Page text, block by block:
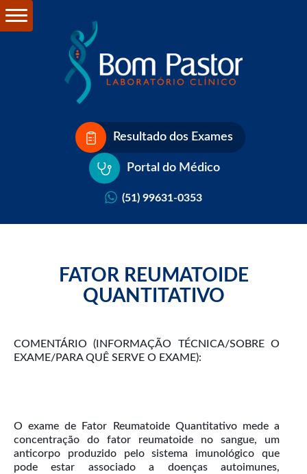
Resultado dos Exames
Portal do Médico
(51) 99631-0353
FATOR REUMATOIDE
QUANTITATIVO
COMENTÁRIO (INFORMAÇÃO TÉCNICA/SOBRE O
EXAME/PARA QUÊ SERVE O EXAME):
O exame de Fator Reumatoide Quantitativo mede a
concentração do fator reumatoide no sangue, um
anticorpo produzido pelo sistema imunológico que
pode estar associado a doenças autoimunes,